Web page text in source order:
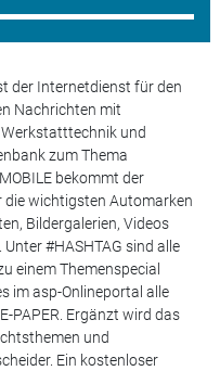
der Internetdienst für den
Nachrichten mit
und
zum Thema
bekommt der
die wichtigsten Automarken
Bildergalerien, Videos
#HASHTAG sind alle
einem Themenspecial
im asp-Onlineportal alle
PAPER. Ergänzt wird das
und
Ein kostenloser